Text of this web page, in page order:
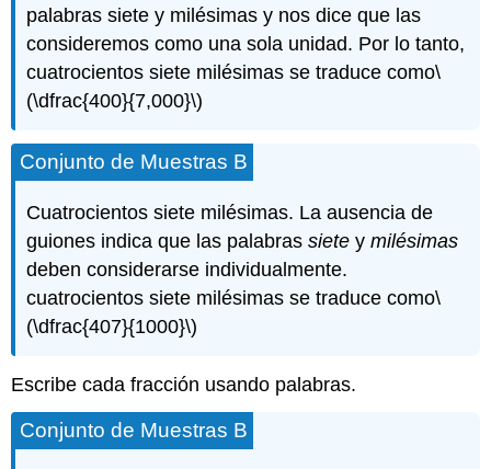
palabras siete y milésimas y nos dice que las
consideremos como una sola unidad. Por lo tanto,
cuatrocientos siete milésimas se traduce como\
(\dfrac{400}{7,000}\)
Conjunto de Muestras B
Cuatrocientos siete milésimas. La ausencia de
guiones indica que las palabrassiete ymilésimas
deben considerarse individualmente.
cuatrocientos siete milésimas se traduce como\
(\dfrac{407}{1000}\)
Escribe cada fracción usando palabras.
Conjunto de Muestras B